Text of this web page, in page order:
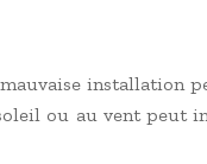
installation
ou au vent